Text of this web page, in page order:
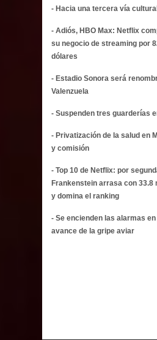
- Hacia una tercera vía
- Adiós, HBO Max: Netflix
su negocio de streaming por
dólares
- Estadio Sonora será
Valenzuela
- Suspenden tres guarderías
- Privatización de la salud en
y comisión
- Top 10 de Netflix: por
Frankenstein arrasa con 33.8
y domina el ranking
- Se encienden las alarmas
avance de la gripe aviar